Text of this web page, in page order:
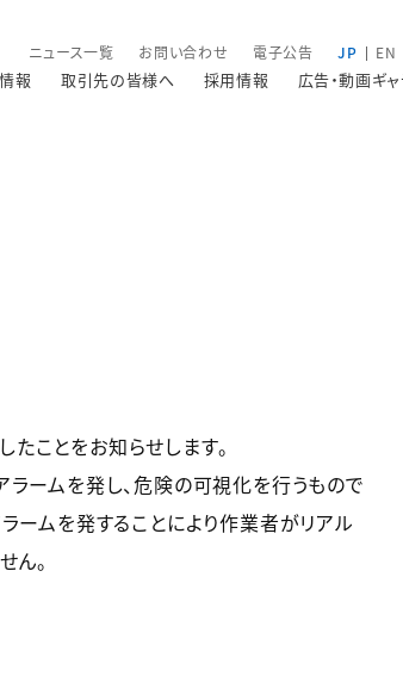
ニュース一覧 お問い合わせ 電子公告 JP EN
報 取引先の皆様へ 採用情報 広告・動画ギ
ことをお知らせします。
ームを発し、危険の可視化を行うもので
ームを発することにより作業者がリアル
ん。